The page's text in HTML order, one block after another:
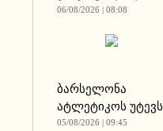
06/08/2026 | 08:08
ბარსელონა
ატლეტიკოს უტევს
05/08/2026 | 09:45